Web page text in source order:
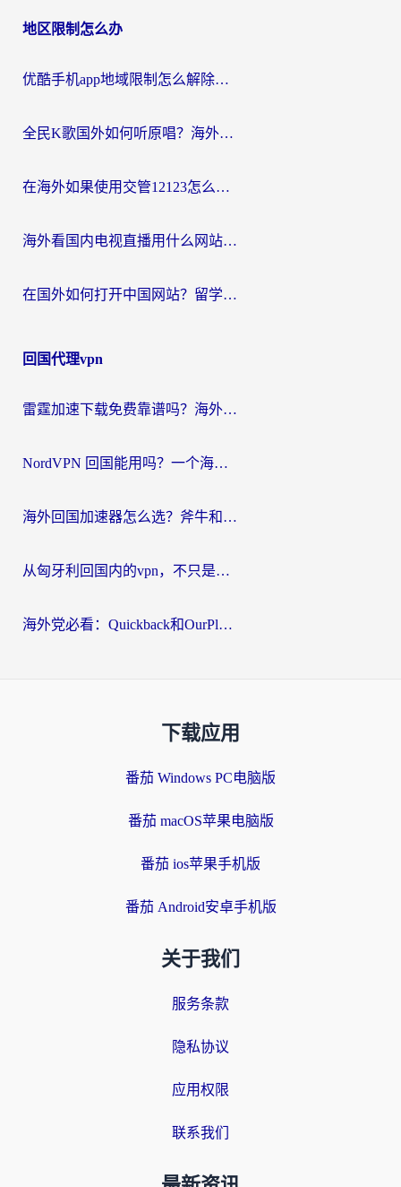
地区限制怎么办
优酷手机app地域限制怎么解除？海外党亲测有效的追剧方案
全民K歌国外如何听原唱？海外党亲测有效的回国加速器选择指南
在海外如果使用交管12123怎么处理？留学生亲测有效的回国加速方案
海外看国内电视直播用什么网站比较好？一篇解决你所有追剧难题的实用指南
在国外如何打开中国网站？留学生与海外华人的无缝访问指南
回国代理vpn
雷霆加速下载免费靠谱吗？海外党选回国加速器的避坑指南（附热门工具对比）
NordVPN 回国能用吗？一个海外用户必须面对的真实困境
海外回国加速器怎么选？斧牛和海龟哪个好？一篇帮你避开坑的实用指南
从匈牙利回国内的vpn，不只是为了刷剧那么简单
海外党必看：Quickback和OurPlay好用吗？3分钟选对回国加速器，无缝刷剧玩游戏
下载应用
番茄 Windows PC电脑版
番茄 macOS苹果电脑版
番茄 ios苹果手机版
番茄 Android安卓手机版
关于我们
服务条款
隐私协议
应用权限
联系我们